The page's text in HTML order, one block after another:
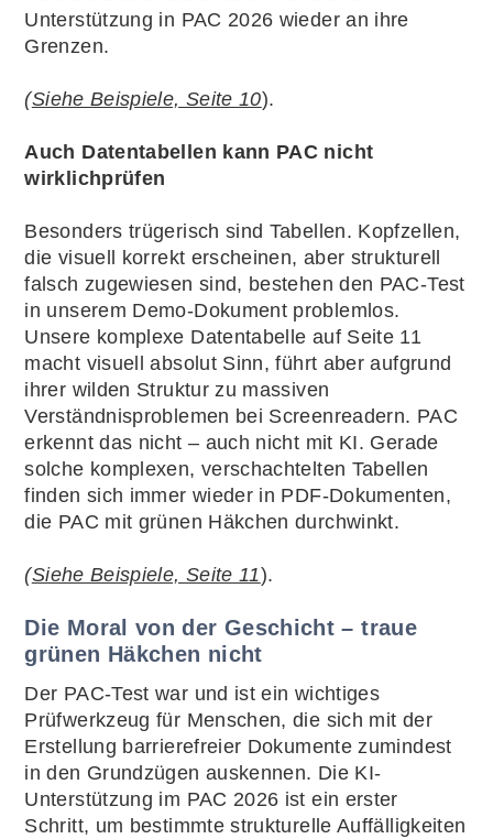
Unterstützung in PAC 2026 wieder an ihre
Grenzen.
(Siehe Beispiele, Seite 10).
Auch Datentabellen kann PAC nicht
wirklichprüfen
Besonders trügerisch sind Tabellen. Kopfzellen,
die visuell korrekt erscheinen, aber strukturell
falsch zugewiesen sind, bestehen den PAC-Test
in unserem Demo-Dokument problemlos.
Unsere komplexe Datentabelle auf Seite 11
macht visuell absolut Sinn, führt aber aufgrund
ihrer wilden Struktur zu massiven
Verständnisproblemen bei Screenreadern. PAC
erkennt das nicht – auch nicht mit KI. Gerade
solche komplexen, verschachtelten Tabellen
finden sich immer wieder in PDF-Dokumenten,
die PAC mit grünen Häkchen durchwinkt.
(Siehe Beispiele, Seite 11).
Die Moral von der Geschicht – traue
grünen Häkchen nicht
Der PAC-Test war und ist ein wichtiges
Prüfwerkzeug für Menschen, die sich mit der
Erstellung barrierefreier Dokumente zumindest
in den Grundzügen auskennen. Die KI-
Unterstützung im PAC 2026 ist ein erster
Schritt, um bestimmte strukturelle Auffälligkeiten